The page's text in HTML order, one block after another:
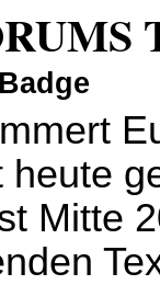
heute
Mitte